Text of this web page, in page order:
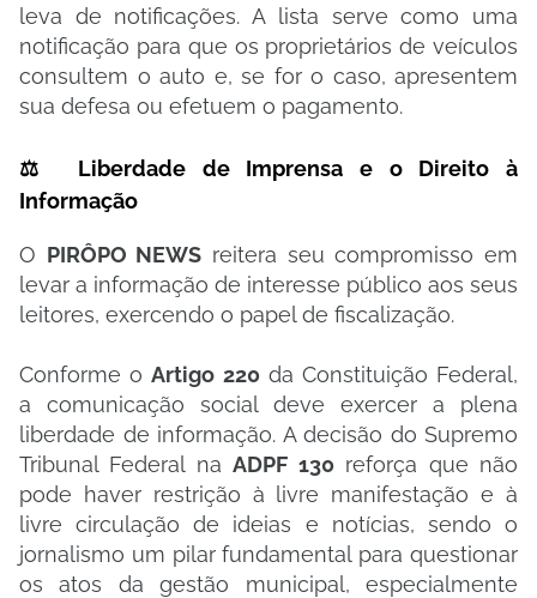
leva de notificações. A lista serve como uma
notificação para que os proprietários de veículos
consultem o auto e, se for o caso, apresentem
sua defesa ou efetuem o pagamento.
​⚖️ Liberdade de Imprensa e o Direito à
Informação
​O PIRÔPO NEWS reitera seu compromisso em
levar a informação de interesse público aos seus
leitores, exercendo o papel de fiscalização.
​Conforme oArtigo 220 da Constituição Federal,
a comunicação social deve exercer a plena
liberdade de informação. A decisão do Supremo
Tribunal Federal naADPF 130 reforça que não
pode haver restrição à livre manifestação e à
livre circulação de ideias e notícias, sendo o
jornalismo um pilar fundamental para questionar
os atos da gestão municipal, especialmente